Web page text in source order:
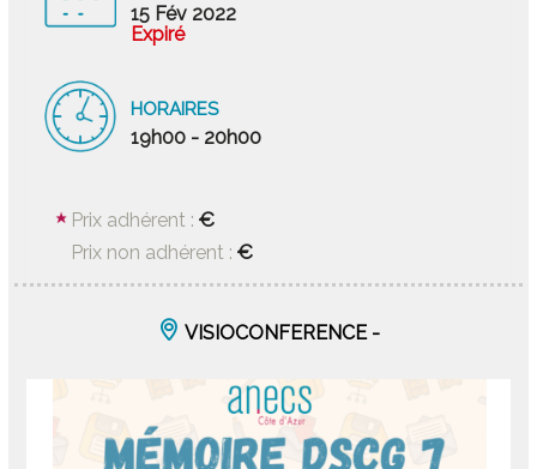
15 Fév 2022
Expiré
HORAIRES
19h00 - 20h00
Prix adhérent :€
Prix non adhérent :€
VISIOCONFERENCE -